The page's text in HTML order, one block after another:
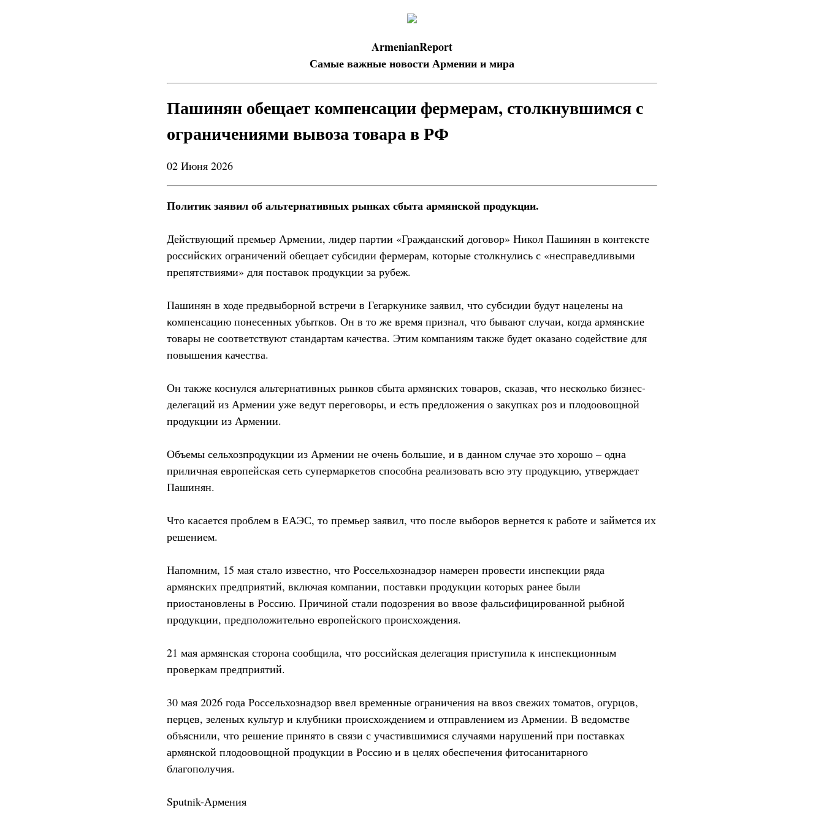
ArmenianReport
Самые важные новости Армении и мира
Пашинян обещает компенсации фермерам, столкнувшимся с
ограничениями вывоза товара в РФ
02 Июня 2026
Политик заявил об альтернативных рынках сбыта армянской продукции.
Действующий премьер Армении, лидер партии «Гражданский договор» Никол Пашинян в контексте
российских ограничений обещает субсидии фермерам, которые столкнулись с «несправедливыми
препятствиями» для поставок продукции за рубеж.
Пашинян в ходе предвыборной встречи в Гегаркунике заявил, что субсидии будут нацелены на
компенсацию понесенных убытков. Он в то же время признал, что бывают случаи, когда армянские
товары не соответствуют стандартам качества. Этим компаниям также будет оказано содействие для
повышения качества.
Он также коснулся альтернативных рынков сбыта армянских товаров, сказав, что несколько бизнес-
делегаций из Армении уже ведут переговоры, и есть предложения о закупках роз и плодоовощной
продукции из Армении.
Объемы сельхозпродукции из Армении не очень большие, и в данном случае это хорошо – одна
приличная европейская сеть супермаркетов способна реализовать всю эту продукцию, утверждает
Пашинян.
Что касается проблем в ЕАЭС, то премьер заявил, что после выборов вернется к работе и займется их
решением.
Напомним, 15 мая стало известно, что Россельхознадзор намерен провести инспекции ряда
армянских предприятий, включая компании, поставки продукции которых ранее были
приостановлены в Россию. Причиной стали подозрения во ввозе фальсифицированной рыбной
продукции, предположительно европейского происхождения.
21 мая армянская сторона сообщила, что российская делегация приступила к инспекционным
проверкам предприятий.
30 мая 2026 года Россельхознадзор ввел временные ограничения на ввоз свежих томатов, огурцов,
перцев, зеленых культур и клубники происхождением и отправлением из Армении. В ведомстве
объяснили, что решение принято в связи с участившимися случаями нарушений при поставках
армянской плодоовощной продукции в Россию и в целях обеспечения фитосанитарного
благополучия.
Sputnik-Армения